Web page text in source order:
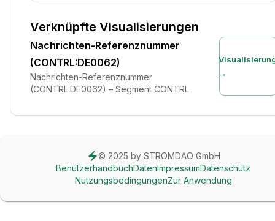
Verknüpfte Visualisierungen
Nachrichten-Referenznummer
(CONTRL:DE0062)
Nachrichten-Referenznummer
(CONTRL:DE0062) – Segment CONTRL
→
© 2025 by STROMDAO GmbH
BenutzerhandbuchDatenImpressumDatenschutz
NutzungsbedingungenZur Anwendung